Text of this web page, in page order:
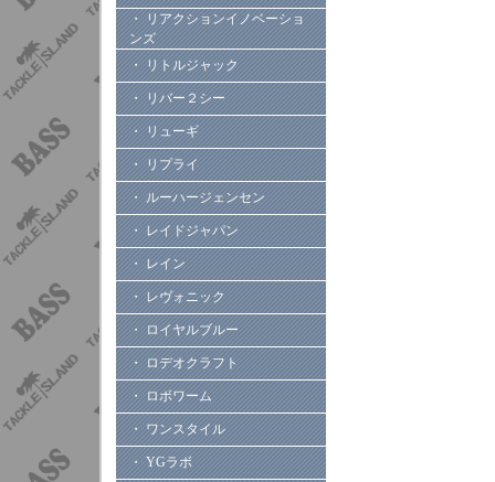
・ リアクションイノベーショ
ンズ
・ リトルジャック
・ リバー２シー
・ リューギ
・ リプライ
・ ルーハージェンセン
・ レイドジャパン
・ レイン
・ レヴォニック
・ ロイヤルブルー
・ ロデオクラフト
・ ロボワーム
・ ワンスタイル
・ YGラボ